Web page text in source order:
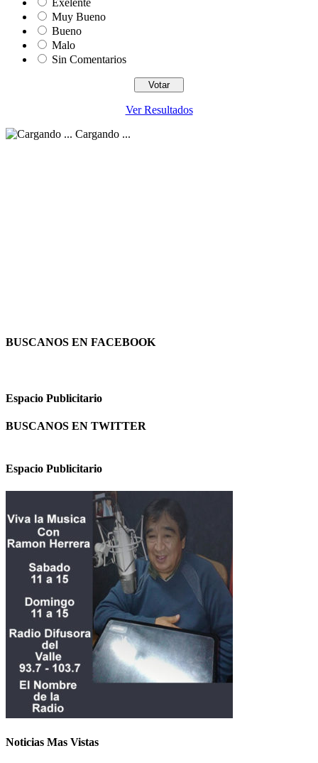
Muy Bueno
Bueno
Malo
Sin Comentarios
Ver Resultados
Cargando ...
BUSCANOS EN FACEBOOK
Espacio Publicitario
BUSCANOS EN TWITTER
Espacio Publicitario
Noticias Mas Vistas